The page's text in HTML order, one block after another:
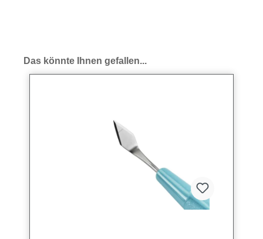
Produktgalerie überspringen
Das könnte Ihnen gefallen...